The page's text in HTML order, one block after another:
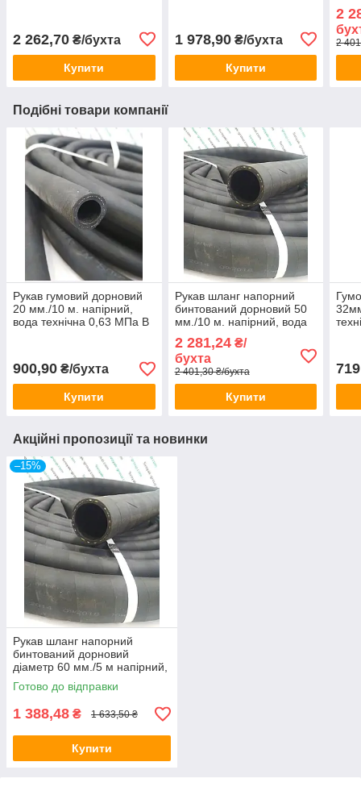
2 262,70 ₴/бухта
Купити
1 978,90₴/бухта
Купити
2
2
Подібні товари компанії
Рукав гумовий дорновий
20 мм./10 м. напірний,
вода технічна 0,63 МПа В
900,90 ₴/бухта
Купити
Рукав шланг напорний
бинтований дорновий 50
мм./10 м. напірний, вода
технічна 0,63 МПа В (III)
ГОСТ18698-79
2 281,24₴/
бухта
2 401,30 ₴/бухта
Купити
Акційні пропозиції та новинки
–15%
Рукав шланг напорний
бинтований дорновий
діаметр 60 мм./5 м напірний,
вода технічна 0,63 МПа В (III)
Готово до відправки
1 388,48 ₴ 1 633,50 ₴
Купити